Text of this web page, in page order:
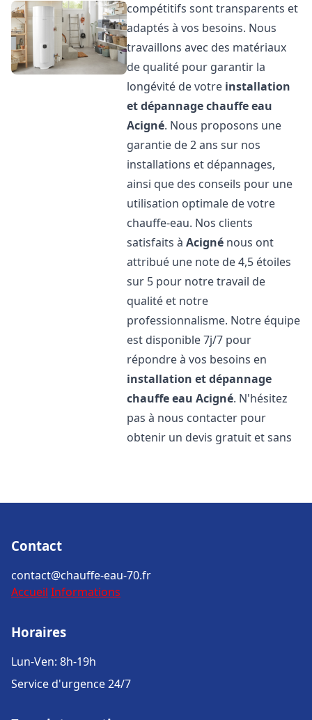
compétitifs sont transparents et
adaptés à vos besoins. Nous
travaillons avec des matériaux
de qualité pour garantir la
longévité de votre installation
et dépannage chauffe eau
Acigné. Nous proposons une
garantie de 2 ans sur nos
installations et dépannages,
ainsi que des conseils pour une
utilisation optimale de votre
chauffe-eau. Nos clients
satisfaits àAcigné nous ont
attribué une note de 4,5 étoiles
sur 5 pour notre travail de
qualité et notre
professionnalisme. Notre équipe
est disponible 7j/7 pour
répondre à vos besoins en
installation et dépannage
chauffe eau Acigné. N'hésitez
pas à nous contacter pour
obtenir un devis gratuit et sans
Contact
contact@chauffe-eau-70.fr
Accueil Informations
Horaires
Lun-Ven: 8h-19h
Service d'urgence 24/7